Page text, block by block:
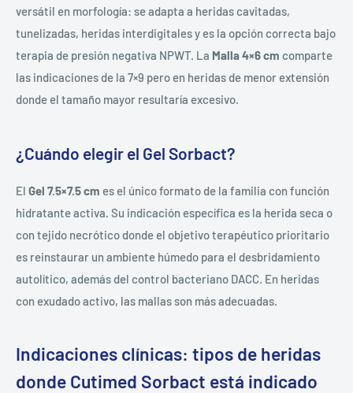
versátil en morfología: se adapta a heridas cavitadas,
tunelizadas, heridas interdigitales y es la opción correcta bajo
terapia de presión negativa NPWT. La Malla 4×6 cm comparte
las indicaciones de la 7×9 pero en heridas de menor extensión
donde el tamaño mayor resultaría excesivo.
¿Cuándo elegir el Gel Sorbact?
El Gel 7.5×7.5 cm es el único formato de la familia con función
hidratante activa. Su indicación específica es la herida seca o
con tejido necrótico donde el objetivo terapéutico prioritario
es reinstaurar un ambiente húmedo para el desbridamiento
autolítico, además del control bacteriano DACC. En heridas
con exudado activo, las mallas son más adecuadas.
Indicaciones clínicas: tipos de heridas
donde Cutimed Sorbact está indicado